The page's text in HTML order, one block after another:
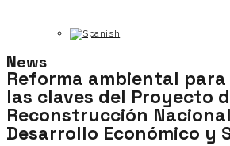
News
Reforma ambiental
las claves del Proyecto
Reconstrucción
Desarrollo Económico y